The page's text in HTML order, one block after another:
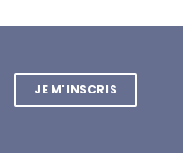
JE M'INSCRIS